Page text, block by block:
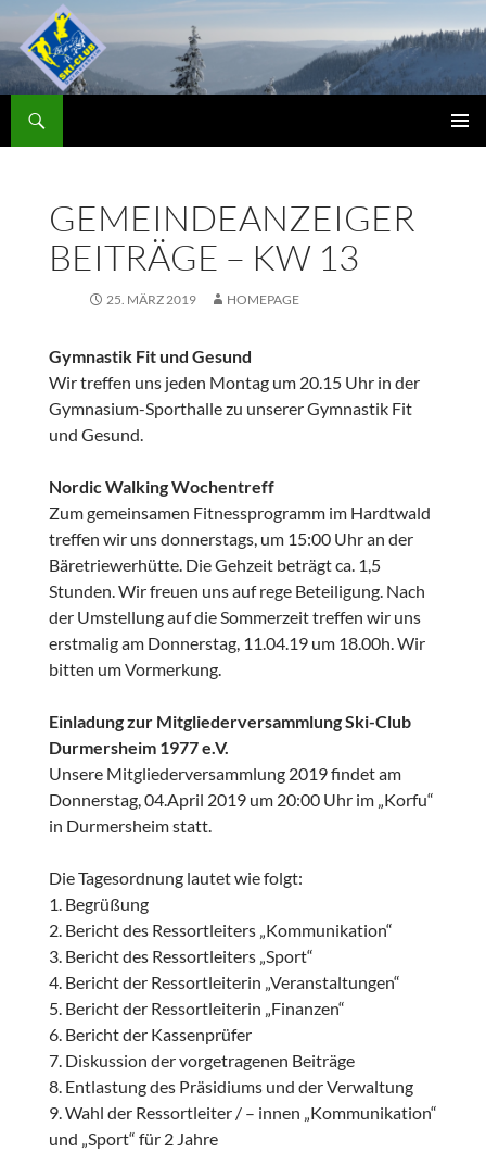
Zum
Inhalt
springen
Skiclub
GEMEINDEANZEIGER
BEITRÄGE – KW 13
25. MÄRZ 2019 HOMEPAGE
Gymnastik Fit und Gesund
Wir treffen uns jeden Montag um 20.15 Uhr in der
Gymnasium-Sporthalle zu unserer Gymnastik Fit
und Gesund.
Nordic Walking Wochentreff
Zum gemeinsamen Fitnessprogramm im Hardtwald
treffen wir uns donnerstags, um 15:00 Uhr an der
Bäretriewerhütte. Die Gehzeit beträgt ca. 1,5
Stunden. Wir freuen uns auf rege Beteiligung. Nach
der Umstellung auf die Sommerzeit treffen wir uns
erstmalig am Donnerstag, 11.04.19 um 18.00h. Wir
bitten um Vormerkung.
Einladung zur Mitgliederversammlung Ski-Club
Durmersheim 1977 e.V.
Unsere Mitgliederversammlung 2019 findet am
Donnerstag, 04.April 2019 um 20:00 Uhr im „Korfu“
in Durmersheim statt.
Die Tagesordnung lautet wie folgt:
1. Begrüßung
2. Bericht des Ressortleiters „Kommunikation“
3. Bericht des Ressortleiters „Sport“
4. Bericht der Ressortleiterin „Veranstaltungen“
5. Bericht der Ressortleiterin „Finanzen“
6. Bericht der Kassenprüfer
7. Diskussion der vorgetragenen Beiträge
8. Entlastung des Präsidiums und der Verwaltung
9. Wahl der Ressortleiter / – innen „Kommunikation“
und „Sport“ für 2 Jahre